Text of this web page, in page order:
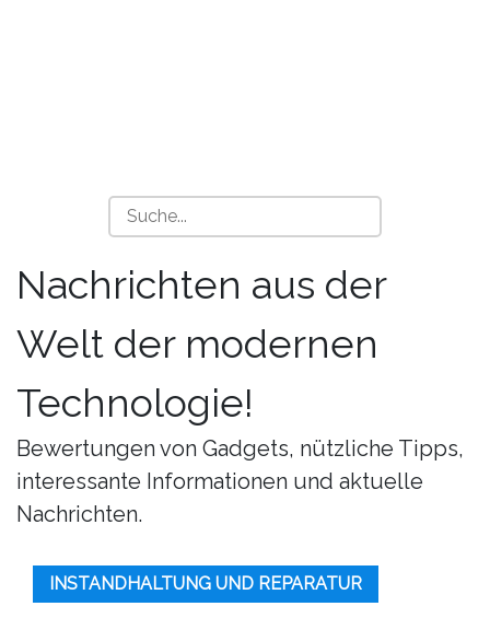
Nachrichten aus der
Welt der modernen
Technologie!
Bewertungen von Gadgets, nützliche Tipps,
interessante Informationen und aktuelle
Nachrichten.
INSTANDHALTUNG UND REPARATUR